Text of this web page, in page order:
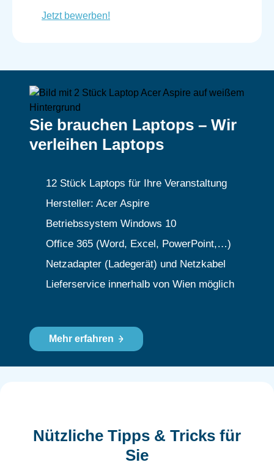
Jetzt bewerben!
Sie brauchen Laptops – Wir
verleihen Laptops
12 Stück Laptops für Ihre Veranstaltung
Hersteller: Acer Aspire
Betriebssystem Windows 10
Office 365 (Word, Excel, PowerPoint,…)
Netzadapter (Ladegerät) und Netzkabel
Lieferservice innerhalb von Wien möglich
Mehr erfahren
Nützliche Tipps & Tricks für
Sie